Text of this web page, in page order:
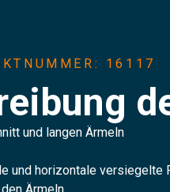
16117
und langen Ärmeln
und horizontale versiegelte